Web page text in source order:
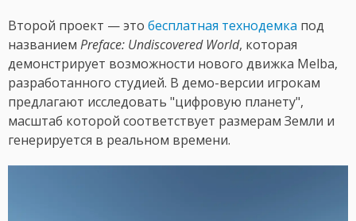
Второй проект — это бесплатная технодемка под
названием Preface: Undiscovered World, которая
демонстрирует возможности нового движка Melba,
разработанного студией. В демо-версии игрокам
предлагают исследовать "цифровую планету",
масштаб которой соответствует размерам Земли и
генерируется в реальном времени.